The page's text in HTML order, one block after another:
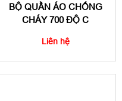
BỘ QUẦN ÁO CHỐNG
CHÁY 700 ĐỘ C
Liên hệ